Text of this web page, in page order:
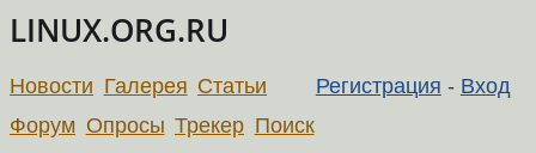
LINUX.ORG.RU
Регистрация - Вход
Новости Галерея Статьи
Форум Опросы Трекер Поиск